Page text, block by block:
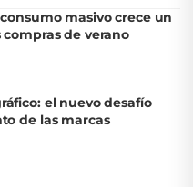
masivo crece un
compras de verano
el nuevo desafío
de las marcas